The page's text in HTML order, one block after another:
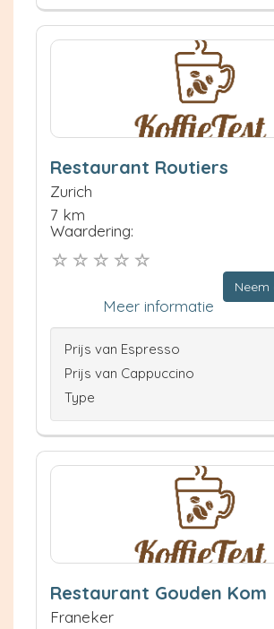
Restaurant Routiers
Zurich
7 km
Waardering:
Meer informatie
Prijs van Espresso
Prijs van Cappuccino
Type
Restaurant Gouden Kom
Franeker